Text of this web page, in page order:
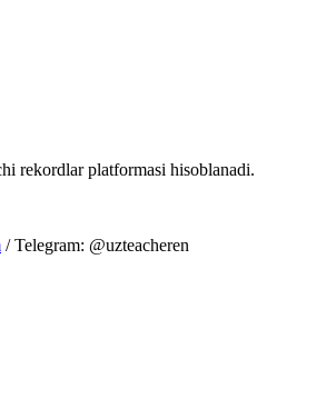
rekordlar platformasi hisoblanadi.
/ Telegram: @uzteacheren